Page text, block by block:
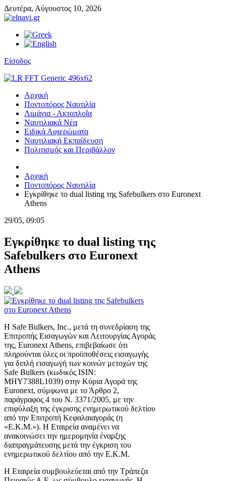
Δευτέρα, Αύγουστος 10, 2026
Είσοδος
Αρχική
Ποντοπόρος Ναυτιλία
Λιμάνια - Ακτοπλοΐα
Ναυτιλιακά Νέα
Ειδικά Αφιερώματα
Ναυτιλιακή Εκπαίδευση
Πολιτισμός και Περιβάλλον
Αρχική
Ποντοπόρος Ναυτιλία
Εγκρίθηκε το dual listing της Safebulkers στο Euronext
Athens
29/05, 09:05
Εγκρίθηκε το dual listing της
Safebulkers στο Euronext
Athens
Η Safe Bulkers, Inc., μετά τη συνεδρίαση της
Επιτροπής Εισαγωγών και Λειτουργίας Αγοράς
της, Euronext Athens, επιβεβαίωσε ότι
πληρούνται όλες οι προϋποθέσεις εισαγωγής
για διπλή εισαγωγή των κοινών μετοχών της
Safe Bulkers (κωδικός ISIN:
MHY7388L1039) στην Κύρια Αγορά της
Euronext, σύμφωνα με το Άρθρο 2,
παράγραφος 4 του Ν. 3371/2005, με την
επιφύλαξη της έγκρισης ενημερωτικού δελτίου
από την Επιτροπή Κεφαλαιαγοράς (η
«Ε.Κ.Μ.»). Η Εταιρεία αναμένει να
ανακοινώσει την ημερομηνία έναρξης
διαπραγμάτευσης μετά την έγκριση του
ενημερωτικού δελτίου από την Ε.Κ.Μ.
Η Εταιρεία συμβουλεύεται από την Τράπεζα